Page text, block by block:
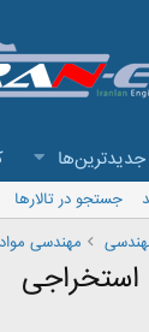
جدیدترین‌ها
جستجو در تالارها
مهندسی
استخراجی